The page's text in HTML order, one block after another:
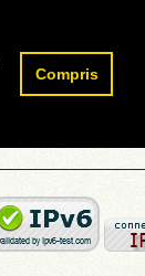
Compris
Rechercher :